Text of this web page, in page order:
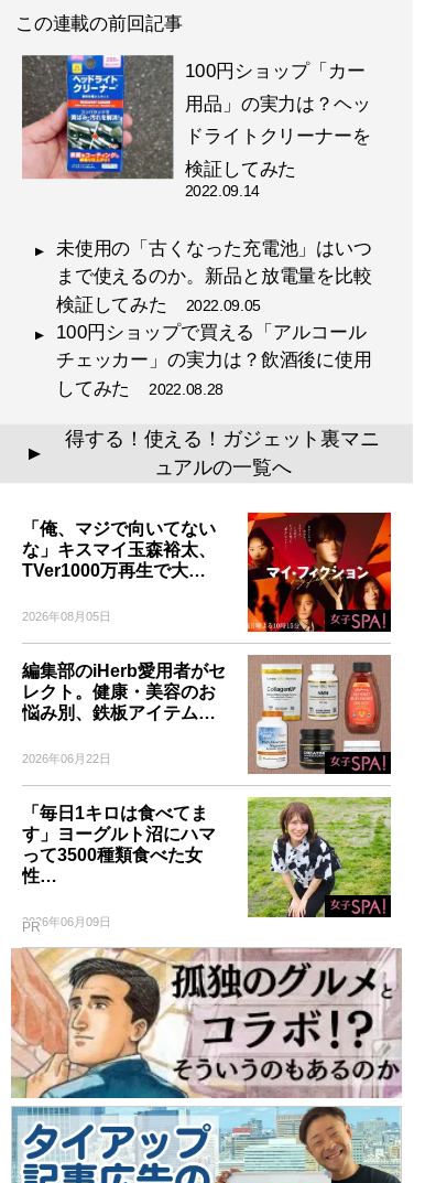
この連載の前回記事
100円ショップ「カー
用品」の実力は？ヘッ
ドライトクリーナーを
検証してみた
2022.09.14
未使用の「古くなった充電池」はいつ
まで使えるのか。新品と放電量を比較
検証してみた 2022.09.05
100円ショップで買える「アルコール
チェッカー」の実力は？飲酒後に使用
してみた 2022.08.28
▲
得する！使える！ガジェット裏マニ
ュアルの一覧へ
「俺、マジで向いてない
な」キスマイ玉森裕太、
TVer1000万再生で大…
2026年08月05日
編集部のiHerb愛用者がセ
レクト。健康・美容のお
悩み別、鉄板アイテム…
2026年06月22日
「毎日1キロは食べてま
す」ヨーグルト沼にハマ
って3500種類食べた女
性…
2026年06月09日
PR